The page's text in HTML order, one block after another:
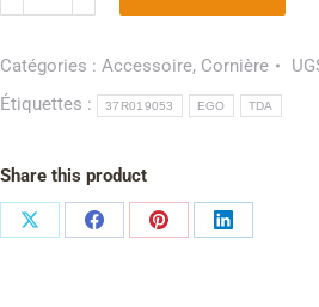
Catégories : Accessoire, Cornière
Étiquettes :
37R019053 EGO TDA
Share this product